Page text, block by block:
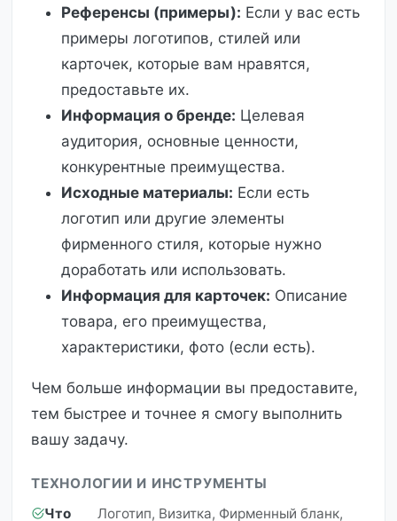
Референсы (примеры): Если у вас есть
примеры логотипов, стилей или
карточек, которые вам нравятся,
предоставьте их.
Информация о бренде: Целевая
аудитория, основные ценности,
конкурентные преимущества.
Исходные материалы: Если есть
логотип или другие элементы
фирменного стиля, которые нужно
доработать или использовать.
Информация для карточек: Описание
товара, его преимущества,
характеристики, фото (если есть).
Чем больше информации вы предоставите,
тем быстрее и точнее я смогу выполнить
вашу задачу.
ТЕХНОЛОГИИ И ИНСТРУМЕНТЫ
Что
Логотип, Визитка, Фирменный бланк,